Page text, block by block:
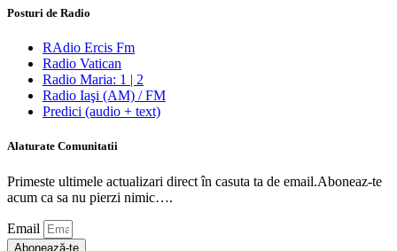
Posturi de Radio
RAdio Ercis Fm
Radio Vatican
Radio Maria: 1 | 2
Radio Iaşi (AM) / FM
Predici (audio + text)
Alaturate Comunitatii
Primeste ultimele actualizari direct în casuta ta de email.Aboneaz-te
acum ca sa nu pierzi nimic….
Email
Abonează-te